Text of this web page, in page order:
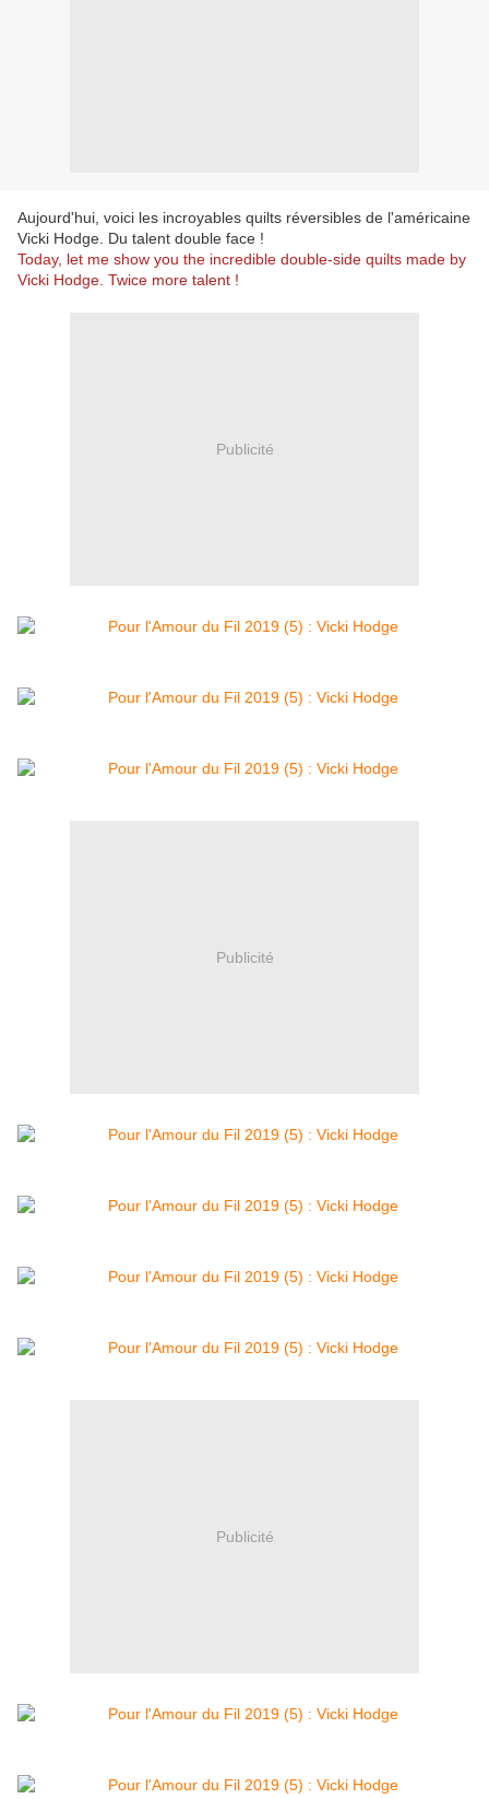
Aujourd'hui, voici les incroyables quilts réversibles de l'américaine
Vicki Hodge. Du talent double face !
Today, let me show you the incredible double-side quilts made by
Vicki Hodge. Twice more talent !
Publicité
Publicité
Publicité